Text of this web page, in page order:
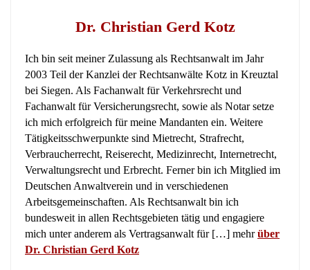
Dr. Christian Gerd Kotz
Ich bin seit meiner Zulassung als Rechtsanwalt im Jahr
2003 Teil der Kanzlei der Rechtsanwälte Kotz in Kreuztal
bei Siegen. Als Fachanwalt für Verkehrsrecht und
Fachanwalt für Versicherungsrecht, sowie als Notar setze
ich mich erfolgreich für meine Mandanten ein. Weitere
Tätigkeitsschwerpunkte sind Mietrecht, Strafrecht,
Verbraucherrecht, Reiserecht, Medizinrecht, Internetrecht,
Verwaltungsrecht und Erbrecht. Ferner bin ich Mitglied im
Deutschen Anwaltverein und in verschiedenen
Arbeitsgemeinschaften. Als Rechtsanwalt bin ich
bundesweit in allen Rechtsgebieten tätig und engagiere
mich unter anderem als Vertragsanwalt für […] mehrüber
Dr. Christian Gerd Kotz